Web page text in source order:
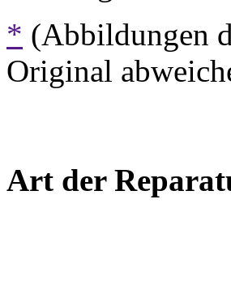
* (Abbildungen
Original
Art der